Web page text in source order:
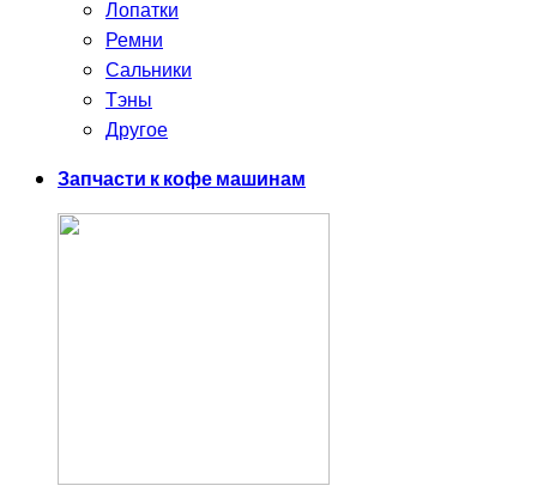
Лопатки
Ремни
Сальники
Тэны
Другое
Запчасти к кофе машинам